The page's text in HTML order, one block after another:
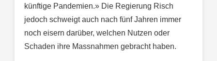
künftige Pandemien.» Die Regierung Risch
jedoch schweigt auch nach fünf Jahren immer
noch eisern darüber, welchen Nutzen oder
Schaden ihre Massnahmen gebracht haben.